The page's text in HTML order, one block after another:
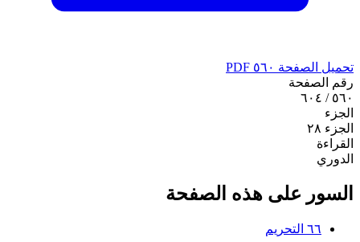
تحميل الصفحة ٥٦٠ PDF
رقم الصفحة
٥٦٠ / ٦٠٤
الجزء
الجزء ٢٨
القراءة
الدوري
السور على هذه الصفحة
٦٦ التحريم